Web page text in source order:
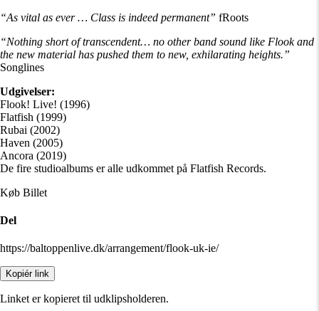
“As vital as ever … Class is indeed permanent” fRoots
“Nothing short of transcendent… no other band sound like Flook and
the new material has pushed them to new, exhilarating heights.”
Songlines
Udgivelser:
Flook! Live! (1996)
Flatfish (1999)
Rubai (2002)
Haven (2005)
Ancora (2019)
De fire studioalbums er alle udkommet på Flatfish Records.
Køb Billet
Del
https://baltoppenlive.dk/arrangement/flook-uk-ie/
Kopiér link
Linket er kopieret til udklipsholderen.